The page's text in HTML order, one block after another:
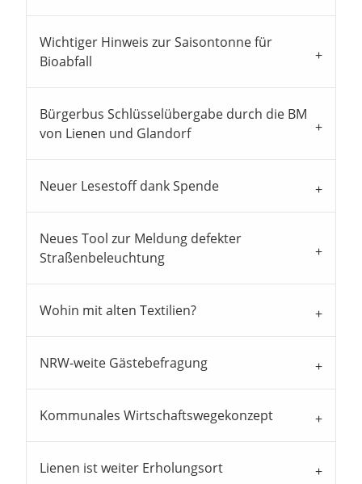
Wichtiger Hinweis zur Saisontonne für
Bioabfall
Bürgerbus Schlüsselübergabe durch die BM
von Lienen und Glandorf
Neuer Lesestoff dank Spende
Neues Tool zur Meldung defekter
Straßenbeleuchtung
Wohin mit alten Textilien?
NRW-weite Gästebefragung
Kommunales Wirtschaftswegekonzept
Lienen ist weiter Erholungsort